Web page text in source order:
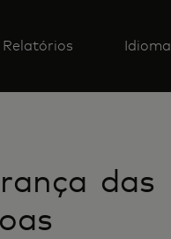
Relatórios
das